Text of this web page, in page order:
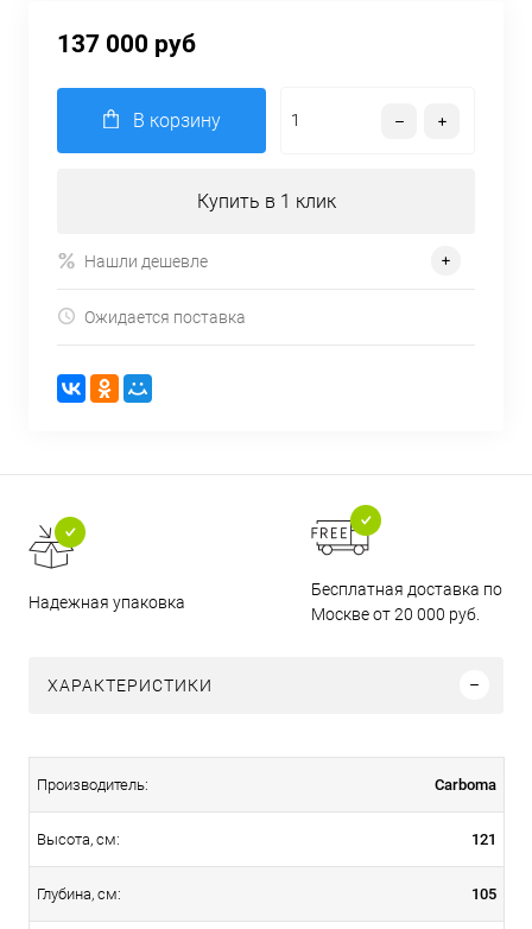
137 000 руб
В корзину
Купить в 1 клик
Нашли дешевле
Ожидается поставка
Надежная упаковка
Бесплатная доставка по
Москве от 20 000 руб.
ХАРАКТЕРИСТИКИ
Производитель: Carboma
Высота, см: 121
Глубина, см: 105